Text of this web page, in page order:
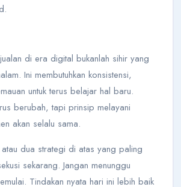
di era digital bukanlah sihir yang
Ini membutuhkan konsistensi,
untuk terus belajar hal baru.
berubah, tapi prinsip melayani
akan selalu sama.
dua strategi di atas yang paling
sekarang. Jangan menunggu
Tindakan nyata hari ini lebih baik